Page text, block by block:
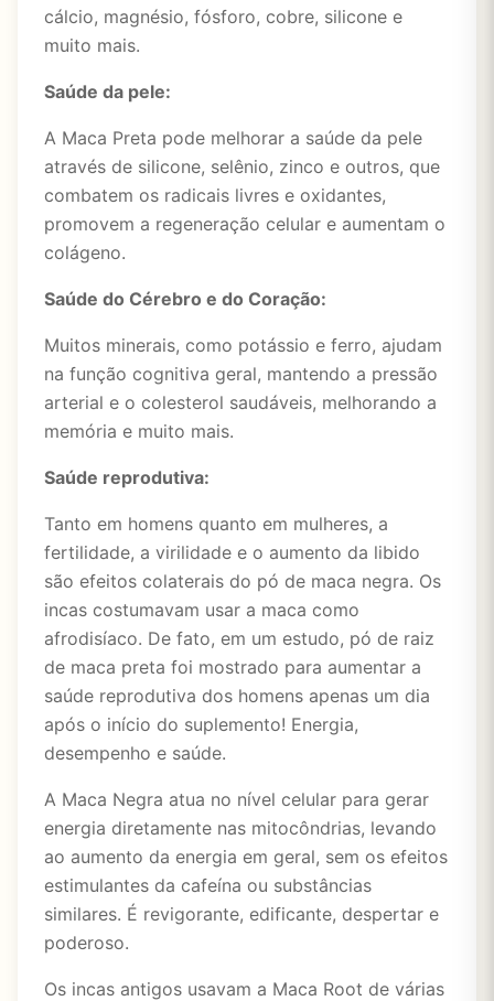
cálcio, magnésio, fósforo, cobre, silicone e
muito mais.
Saúde da pele:
A Maca Preta pode melhorar a saúde da pele
através de silicone, selênio, zinco e outros, que
combatem os radicais livres e oxidantes,
promovem a regeneração celular e aumentam o
colágeno.
Saúde do Cérebro e do Coração:
Muitos minerais, como potássio e ferro, ajudam
na função cognitiva geral, mantendo a pressão
arterial e o colesterol saudáveis, melhorando a
memória e muito mais.
Saúde reprodutiva:
Tanto em homens quanto em mulheres, a
fertilidade, a virilidade e o aumento da libido
são efeitos colaterais do pó de maca negra. Os
incas costumavam usar a maca como
afrodisíaco. De fato, em um estudo, pó de raiz
de maca preta foi mostrado para aumentar a
saúde reprodutiva dos homens apenas um dia
após o início do suplemento! Energia,
desempenho e saúde.
A Maca Negra atua no nível celular para gerar
energia diretamente nas mitocôndrias, levando
ao aumento da energia em geral, sem os efeitos
estimulantes da cafeína ou substâncias
similares. É revigorante, edificante, despertar e
poderoso.
Os incas antigos usavam a Maca Root de várias